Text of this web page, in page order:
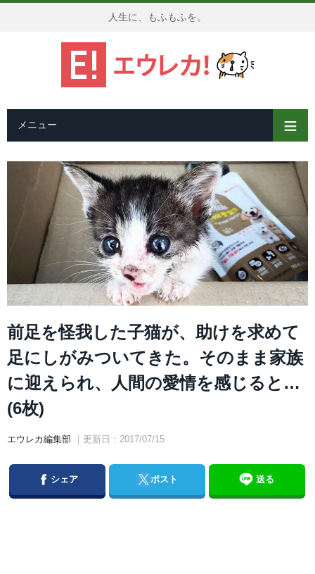
人生に、もふもふを。
メニュー
前足を怪我した子猫が、助けを求めて
足にしがみついてきた。そのまま家族
に迎えられ、人間の愛情を感じると…
(6枚)
エウレカ編集部 ｜更新日：2017/07/15
Facebook
シェア Twitterポスト 送る